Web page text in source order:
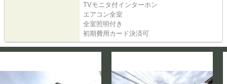
TVモニタ付インターホン
エアコン全室
全室照明付き
初期費用カード決済可